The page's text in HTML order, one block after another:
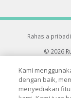
Rahasia pribadi
© 2026
33
Kami
dengan baik,
menyediakan